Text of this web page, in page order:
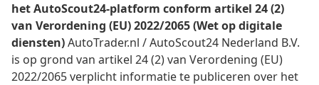
het AutoScout24-platform conform artikel 24 (2)
van Verordening (EU) 2022/2065 (Wet op digitale
diensten)AutoTrader.nl / AutoScout24 Nederland B.V.
is op grond van artikel 24 (2) van Verordening (EU)
2022/2065 verplicht informatie te publiceren over het